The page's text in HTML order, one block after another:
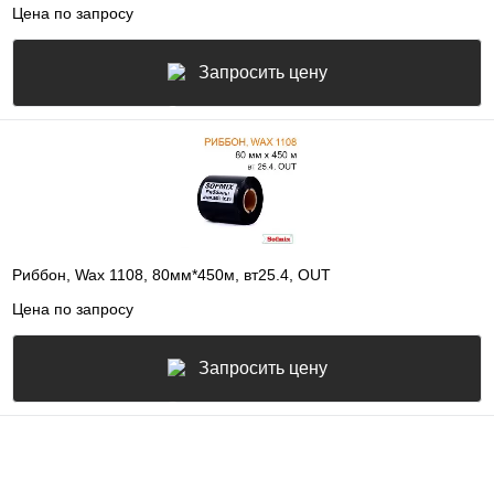
Цена по запросу
Запросить цену
Риббон, Wax 1108, 80мм*450м, вт25.4, OUT
Цена по запросу
Запросить цену